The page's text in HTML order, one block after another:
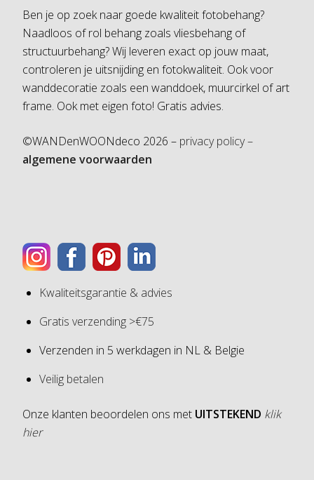
Ben je op zoek naar goede kwaliteit fotobehang?
Naadloos of rol behang zoals vliesbehang of
structuurbehang? Wij leveren exact op jouw maat,
controleren je uitsnijding en fotokwaliteit. Ook voor
wanddecoratie zoals een wanddoek, muurcirkel of art
frame. Ook met eigen foto! Gratis advies.
©WANDenWOONdeco 2026 – privacy policy –
algemene voorwaarden
Kwaliteitsgarantie & advies
Gratis verzending >€75
Verzenden in 5 werkdagen in NL & Belgie
Veilig betalen
Onze klanten beoordelen ons met UITSTEKEND klik
hier